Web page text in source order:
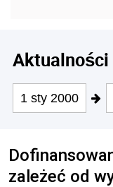
Aktualności
1 sty 2000
zależeć od